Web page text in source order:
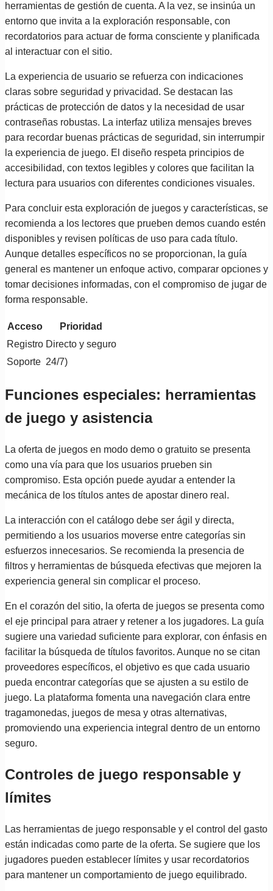
herramientas de gestión de cuenta. A la vez, se insinúa un
entorno que invita a la exploración responsable, con
recordatorios para actuar de forma consciente y planificada
al interactuar con el sitio.
La experiencia de usuario se refuerza con indicaciones
claras sobre seguridad y privacidad. Se destacan las
prácticas de protección de datos y la necesidad de usar
contraseñas robustas. La interfaz utiliza mensajes breves
para recordar buenas prácticas de seguridad, sin interrumpir
la experiencia de juego. El diseño respeta principios de
accesibilidad, con textos legibles y colores que facilitan la
lectura para usuarios con diferentes condiciones visuales.
Para concluir esta exploración de juegos y características, se
recomienda a los lectores que prueben demos cuando estén
disponibles y revisen políticas de uso para cada título.
Aunque detalles específicos no se proporcionan, la guía
general es mantener un enfoque activo, comparar opciones y
tomar decisiones informadas, con el compromiso de jugar de
forma responsable.
Acceso
Prioridad
Registro Directo y seguro
Soporte 24/7)
Funciones especiales: herramientas
de juego y asistencia
La oferta de juegos en modo demo o gratuito se presenta
como una vía para que los usuarios prueben sin
compromiso. Esta opción puede ayudar a entender la
mecánica de los títulos antes de apostar dinero real.
La interacción con el catálogo debe ser ágil y directa,
permitiendo a los usuarios moverse entre categorías sin
esfuerzos innecesarios. Se recomienda la presencia de
filtros y herramientas de búsqueda efectivas que mejoren la
experiencia general sin complicar el proceso.
En el corazón del sitio, la oferta de juegos se presenta como
el eje principal para atraer y retener a los jugadores. La guía
sugiere una variedad suficiente para explorar, con énfasis en
facilitar la búsqueda de títulos favoritos. Aunque no se citan
proveedores específicos, el objetivo es que cada usuario
pueda encontrar categorías que se ajusten a su estilo de
juego. La plataforma fomenta una navegación clara entre
tragamonedas, juegos de mesa y otras alternativas,
promoviendo una experiencia integral dentro de un entorno
seguro.
Controles de juego responsable y
límites
Las herramientas de juego responsable y el control del gasto
están indicadas como parte de la oferta. Se sugiere que los
jugadores pueden establecer límites y usar recordatorios
para mantener un comportamiento de juego equilibrado.